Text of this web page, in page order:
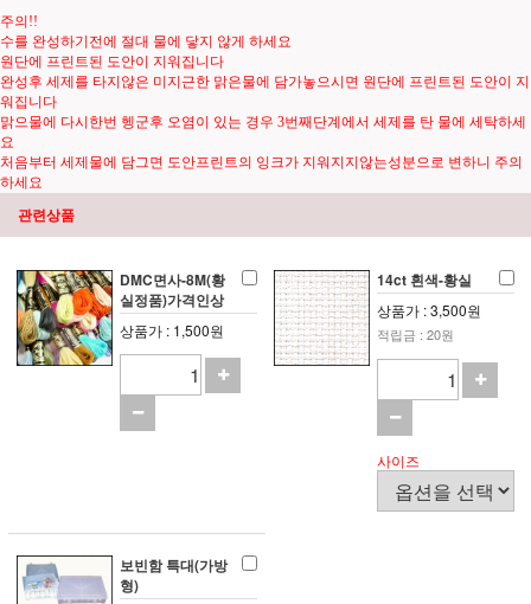
주의!!
수를 완성하기전에 절대 물에 닿지 않게 하세요
원단에 프린트된 도안이 지워집니다
완성후 세제를 타지않은 미지근한 맑은물에 담가놓으시면 원단에 프린트된 도안이 지
워집니다
맑으물에 다시한번 헹군후 오염이 있는 경우 3번째단계에서 세제를 탄 물에 세탁하세
요
처음부터 세제물에 담그면 도안프린트의 잉크가 지워지지않는성분으로 변하니 주의
하세요
관련상품
DMC면사-8M(황
실정품)가격인상
상품가 : 1,500원
14ct 흰색-황실
상품가 : 3,500원
적립금 : 20원
사이즈
보빈함 특대(가방
형)